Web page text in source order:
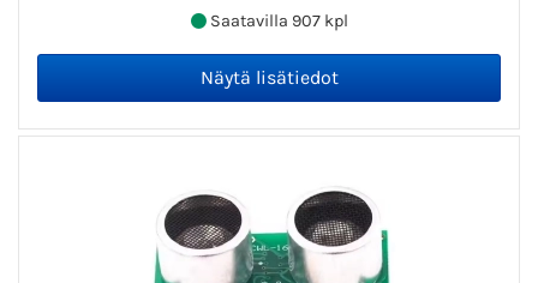
Saatavilla 907 kpl